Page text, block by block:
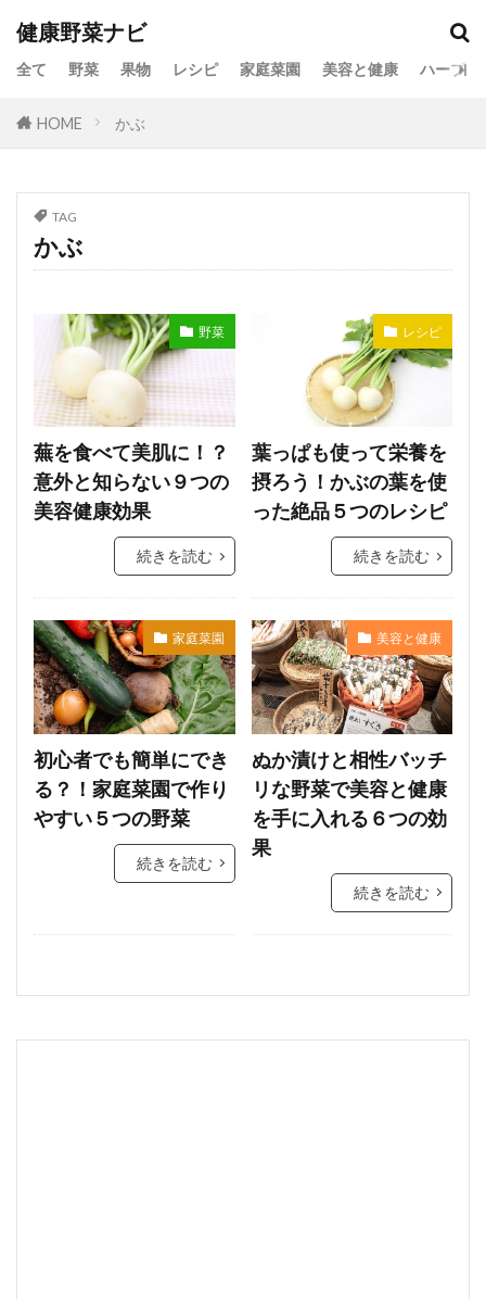
健康野菜ナビ
全て 野菜 果物 レシピ 家庭菜園 美容と健康 ハーブ
HOME かぶ
TAG
かぶ
野菜
蕪を食べて美肌に！？
意外と知らない９つの
美容健康効果
続きを読む
レシピ
葉っぱも使って栄養を
摂ろう！かぶの葉を使
った絶品５つのレシピ
続きを読む
家庭菜園
初心者でも簡単にでき
る？！家庭菜園で作り
やすい５つの野菜
続きを読む
美容と健康
ぬか漬けと相性バッチ
リな野菜で美容と健康
を手に入れる６つの効
果
続きを読む